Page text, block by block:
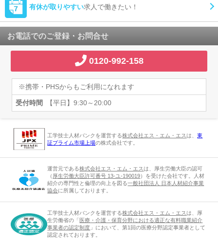
有休が取りやすい求人で働きたい！
お電話でのご登録・お問合せ
0120-992-158
※携帯・PHSからもご利用になれます
受付時間 【平日】9:30～20:00
工学技士人材バンクを運営する株式会社エス・エム・エスは、東
証プライム市場上場の株式会社です。
運営元である株式会社エス・エム・エスは、厚生労働大臣の認可
（ 厚生労働大臣許可番号 13-ユ-190019）を受けた会社です。人材
紹介の専門性と倫理の向上を図る一般社団法人 日本人材紹介事業
協会に所属しております。
工学技士人材バンクを運営する株式会社エス・エム・エスは、厚
生労働省の「 医療・介護・保育分野における適正な有料職業紹介
事業者の認定制度 」において、第1回の医療分野認定事業者として
認定されております。